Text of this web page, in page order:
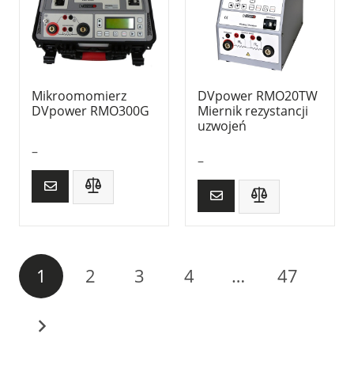
Mikroomomierz
DVpower RMO300G
–
DVpower RMO20TW
Miernik rezystancji
uzwojeń
–
1 2 3 4 … 47